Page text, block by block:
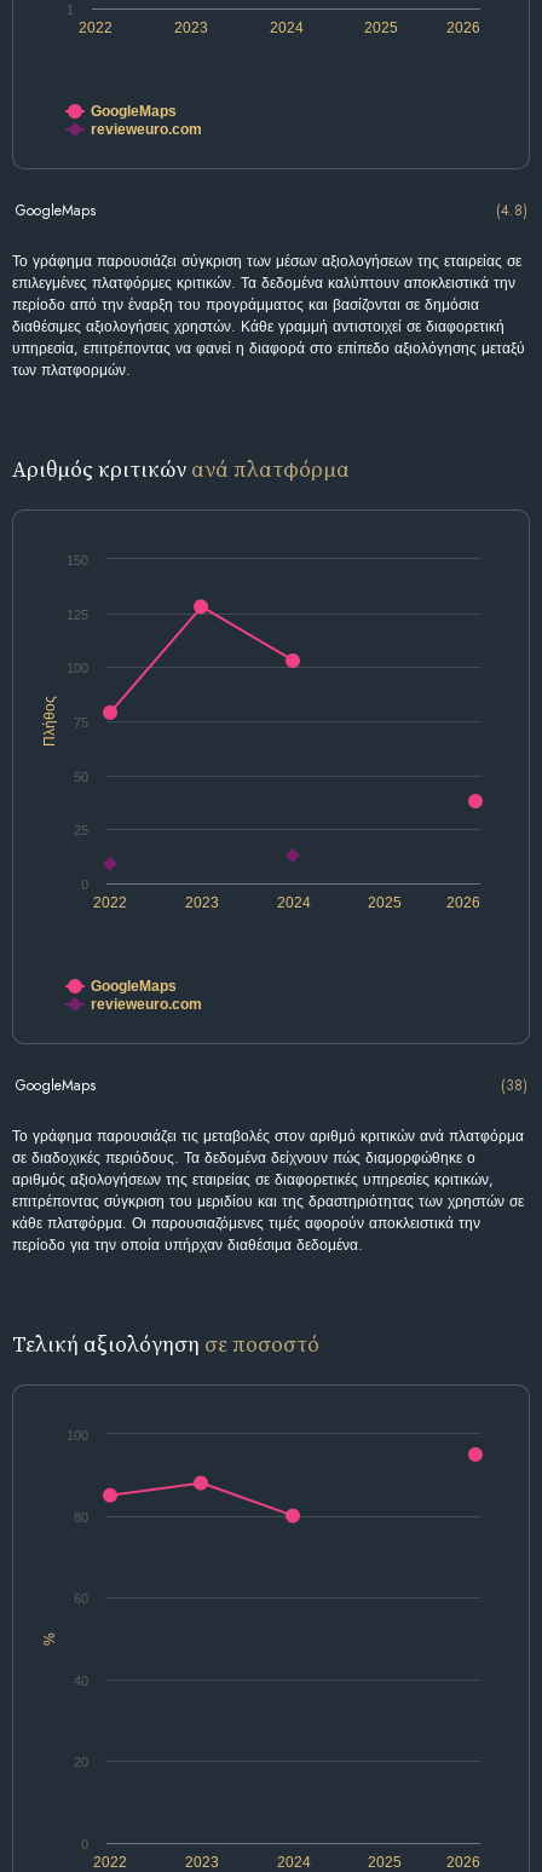
2022 2024 2026
2023 2025
1
GoogleMaps
revieweuro.com
GoogleMaps (4.8)
Το γράφημα παρουσιάζει σύγκριση των μέσων αξιολογήσεων της εταιρείας σε
επιλεγμένες πλατφόρμες κριτικών. Τα δεδομένα καλύπτουν αποκλειστικά την
περίοδο από την έναρξη του προγράμματος και βασίζονται σε δημόσια
διαθέσιμες αξιολογήσεις χρηστών. Κάθε γραμμή αντιστοιχεί σε διαφορετική
υπηρεσία, επιτρέποντας να φανεί η διαφορά στο επίπεδο αξιολόγησης μεταξύ
των πλατφορμών.
Αριθμός κριτικών ανά πλατφόρμα
Πλήθος
2022 2024 2026
2023 2025
0
25
50
75
100
125
150
GoogleMaps
revieweuro.com
GoogleMaps (38)
Το γράφημα παρουσιάζει τις μεταβολές στον αριθμό κριτικών ανά πλατφόρμα
σε διαδοχικές περιόδους. Τα δεδομένα δείχνουν πώς διαμορφώθηκε ο
αριθμός αξιολογήσεων της εταιρείας σε διαφορετικές υπηρεσίες κριτικών,
επιτρέποντας σύγκριση του μεριδίου και της δραστηριότητας των χρηστών σε
κάθε πλατφόρμα. Οι παρουσιαζόμενες τιμές αφορούν αποκλειστικά την
περίοδο για την οποία υπήρχαν διαθέσιμα δεδομένα.
Τελική αξιολόγηση σε ποσοστό
%
2022 2024 2026
2023 2025
0
20
40
60
80
100